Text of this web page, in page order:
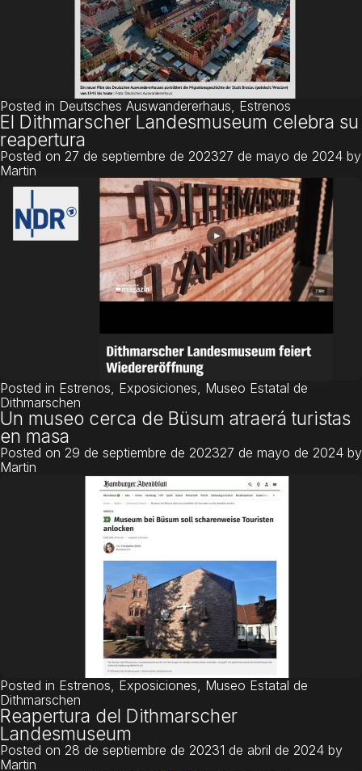
Posted in Deutsches Auswandererhaus, Estrenos
El Dithmarscher Landesmuseum celebra su
reapertura
Posted on 27 de septiembre de 202327 de mayo de 2024 by
Martin
Posted in Estrenos, Exposiciones, Museo Estatal de
Dithmarschen
Un museo cerca de Büsum atraerá turistas
en masa
Posted on 29 de septiembre de 202327 de mayo de 2024 by
Martin
Posted in Estrenos Exposiciones Museo Estatal de
Dithmarschen
Reapertura del Dithmarscher
Landesmuseum
Posted on 28 de septiembre de 20231 de abril de 2024 by
Martin